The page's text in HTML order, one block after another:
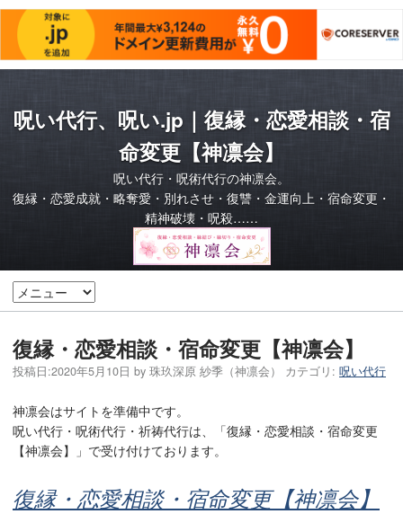
呪い代行、呪い.jp｜復縁・恋愛相談・宿
命変更【神凛会】
呪い代行・呪術代行の神凛会。
復縁・恋愛成就・略奪愛・別れさせ・復讐・金運向上・宿命変更・
精神破壊・呪殺……
復縁・恋愛相談・宿命変更【神凛会】
投稿日:2020年5月10日 by 珠玖深原 紗季（神凛会） カテゴリ: 呪い代行
神凛会はサイトを準備中です。
呪い代行・呪術代行・祈祷代行は、「復縁・恋愛相談・宿命変更
【神凛会】」で受け付けております。
復縁・恋愛相談・宿命変更【神凛会】